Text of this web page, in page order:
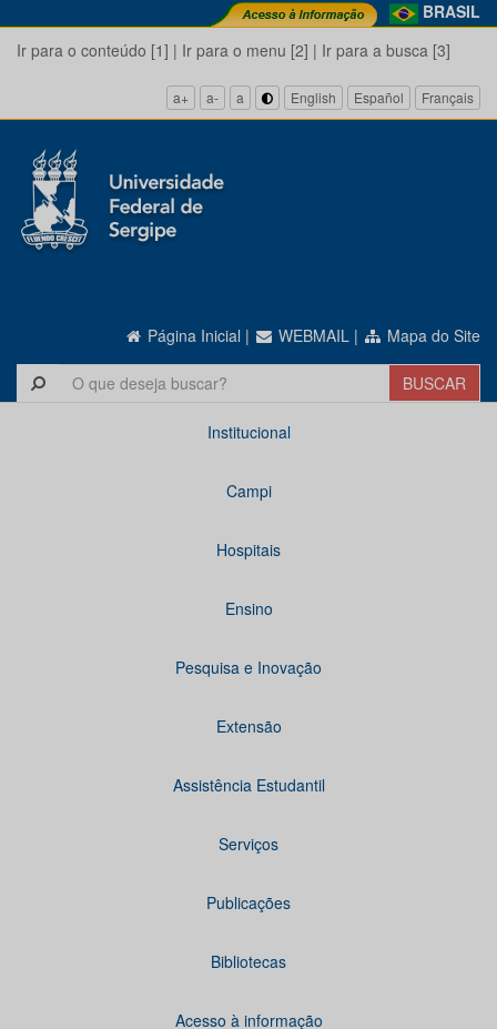
BRASIL
Ir para o conteúdo [1] | Ir para o menu [2] | Ir para a busca [3]
a+ a- a English Español Français
Página Inicial | WEBMAIL | Mapa do Site
Institucional
Campi
Hospitais
Ensino
Pesquisa e Inovação
Extensão
Assistência Estudantil
Serviços
Publicações
Bibliotecas
Acesso à informação